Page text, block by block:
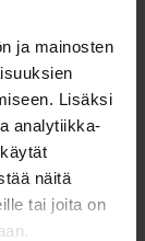
ja mainosten
Lisäksi
analytiikka-
näitä
tai joita on